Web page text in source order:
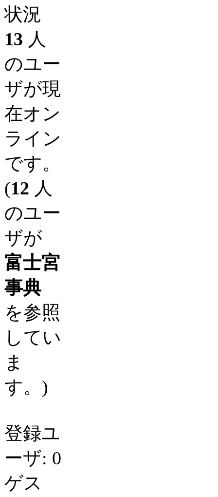
状況
13 人
のユー
ザが現
在オン
ライン
です。
(12 人
のユー
ザが
富士宮
事典
を参照
してい
ま
す。)
登録ユ
ーザ: 0
ゲス